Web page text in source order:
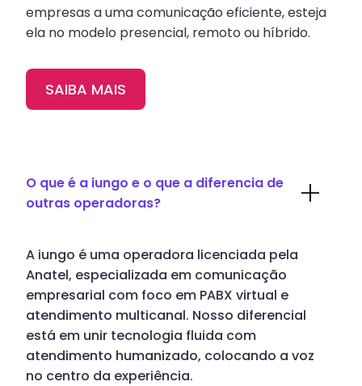
empresas a uma comunicação eficiente, esteja
ela no modelo presencial, remoto ou híbrido.
SAIBA MAIS
O que é a iungo e o que a diferencia de
outras operadoras?
A iungo é uma operadora licenciada pela
Anatel, especializada em comunicação
empresarial com foco em PABX virtual e
atendimento multicanal. Nosso diferencial
está em unir tecnologia fluida com
atendimento humanizado, colocando a voz
no centro da experiência.